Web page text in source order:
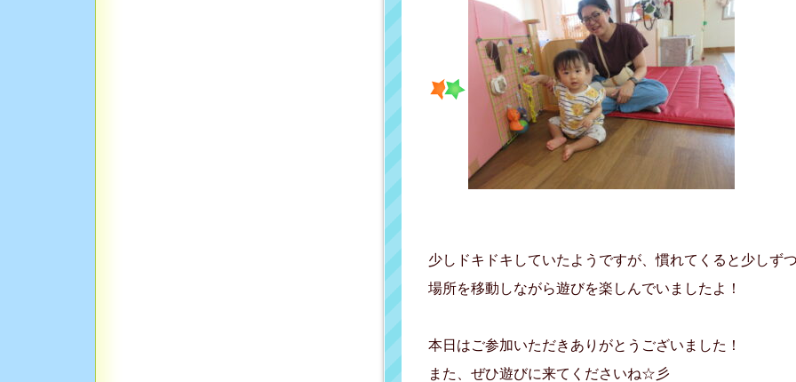
少しドキドキしていたようですが、慣れてくると少しず
場所を移動しながら遊びを楽しんでいましたよ！
本日はご参加いただきありがとうございました！
また、ぜひ遊びに来てくださいね☆彡